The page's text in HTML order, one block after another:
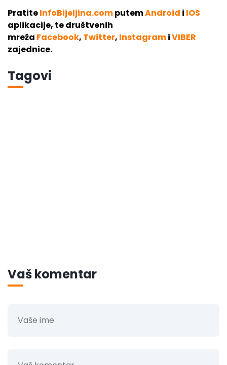
PratiteInfoBijeljina.computemAndroid i IOS
aplikacije, te društvenih
mreža Facebook, Twitter, InstagramiVIBER
zajednice.
Tagovi
Vaš komentar